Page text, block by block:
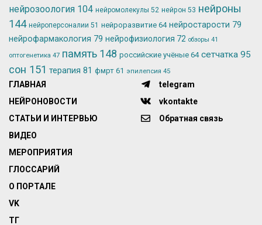
нейрозоология 104 нейромолекулы 52 нейрон 53 нейроны
144 нейроперсоналии 51 нейроразвитие 64 нейростарости 79
нейрофармакология 79 нейрофизиология 72 обзоры 41
оптогенетика 47 память 148 российские учёные 64 сетчатка 95
сон 151 терапия 81 фмрт 61 эпилепсия 45
ГЛАВНАЯ
НЕЙРОНОВОСТИ
СТАТЬИ И ИНТЕРВЬЮ
ВИДЕО
МЕРОПРИЯТИЯ
ГЛОССАРИЙ
О ПОРТАЛЕ
VK
ТГ
telegram
vkontakte
Обратная связь